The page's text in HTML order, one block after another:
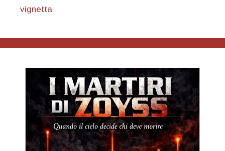
vignetta